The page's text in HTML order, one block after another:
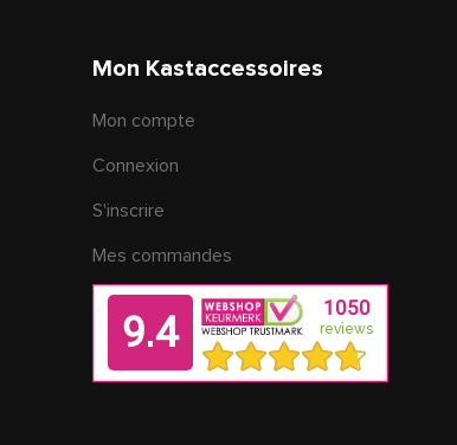
Mon Kastaccessoires
Mon compte
Connexion
S'inscrire
Mes commandes